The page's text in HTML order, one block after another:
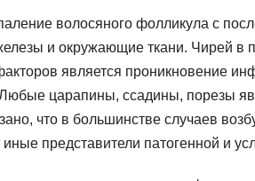
волосяного фолликула с
и окружающие ткани. Чирей в
является проникновение
царапины, ссадины, порезы
что в большинстве случаев
представители патогенной и